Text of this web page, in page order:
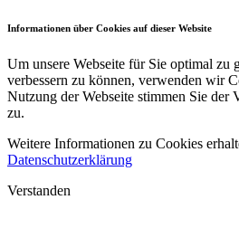
Informationen über Cookies auf dieser Website
Um unsere Webseite für Sie optimal zu
verbessern zu können, verwenden wir
Nutzung der Webseite stimmen Sie der
zu.
Weitere Informationen zu Cookies
Datenschutzerklärung
Verstanden